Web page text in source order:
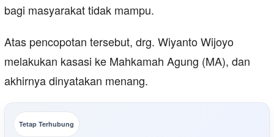
bagi masyarakat tidak mampu.
Atas pencopotan tersebut, drg. Wiyanto Wijoyo
melakukan kasasi ke Mahkamah Agung (MA), dan
akhirnya dinyatakan menang.
Tetap Terhubung